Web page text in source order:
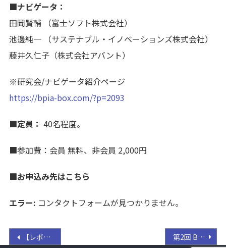
■ナビゲータ：
田岡賢輔 （富士ソフト株式会社）
池邊純一 （サステナブル・イノベーションズ株式会社）
藤井久仁子（株式会社アバント）
※研究会/ナビゲータ紹介ページ
https://bpia-box.com/?p=2093
■定員： 40名程度。
■参加費：会員 無料、非会員 2,000円
■お申込み先はこちら
エラー: コンタクトフォームが見つかりません。
投
【レポート】 皆が実践できる「イノベーションプロセス」を考える 第2回 BPIA 例会 ＜※終了しました＞